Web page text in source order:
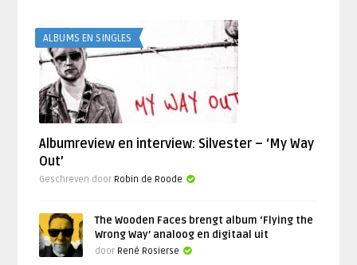
ALBUMS EN SINGLES
Albumreview en interview: Silvester – ‘My Way
Out’
Geschreven door Robin de Roode
The Wooden Faces brengt album ‘Flying the
Wrong Way’ analoog en digitaal uit
door René Rosierse